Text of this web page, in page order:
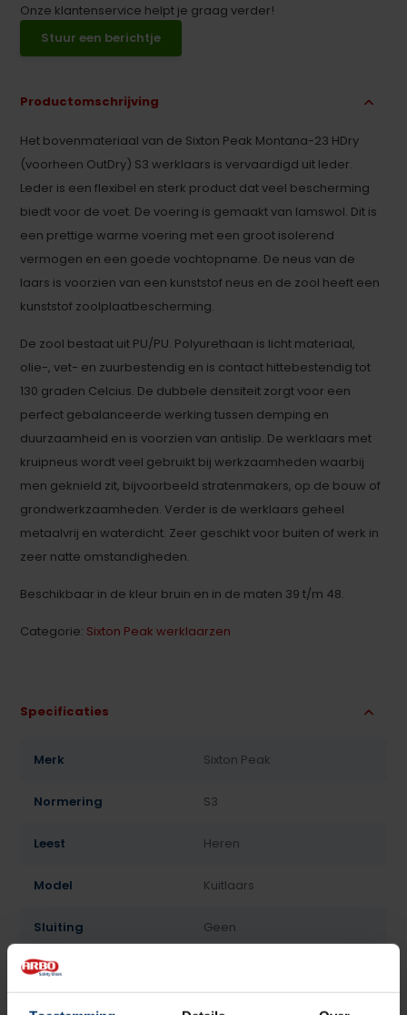
Onze klantenservice helpt je graag verder!
Stuur een berichtje
Productomschrijving
Het bovenmateriaal van de Sixton Peak Montana-23 HDry
(voorheen OutDry) S3 werklaars is vervaardigd uit leder.
Leder is een flexibel en sterk product dat veel bescherming
biedt voor de voet. De voering is gemaakt van lamswol. Dit is
een prettige warme voering met een groot isolerend
vermogen en een goede vochtopname. De neus van de
laars is voorzien van een kunststof neus en de zool heeft een
kunststof zoolplaatbescherming.
De zool bestaat uit PU/PU. Polyurethaan is licht materiaal,
olie-, vet- en zuurbestendig en is contact hittebestendig tot
130 graden Celcius. De dubbele densiteit zorgt voor een
perfect gebalanceerde werking tussen demping en
duurzaamheid en is voorzien van antislip. De werklaars met
kruipneus wordt veel gebruikt bij werkzaamheden waarbij
men geknield zit, bijvoorbeeld stratenmakers, op de bouw of
grondwerkzaamheden. Verder is de werklaars geheel
metaalvrij en waterdicht. Zeer geschikt voor buiten of werk in
zeer natte omstandigheden.
Beschikbaar in de kleur bruin en in de maten 39 t/m 48.
Categorie: Sixton Peak werklaarzen
Specificaties
Merk Sixton Peak
Normering S3
Leest Heren
Model Kuitlaars
Sluiting Geen
Bovenmateriaal
Voering Lamswol